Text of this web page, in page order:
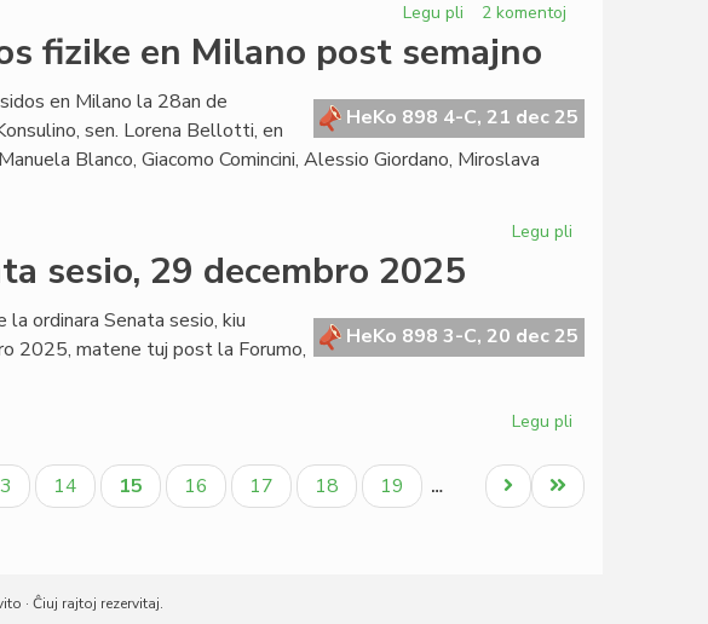
Legu pli
Senata
reglamento:
malfirmas,
Martinelli
konfirmas
2 komentoj
fizike en Milano post semajno
HeKo 898 4-C, 21 dec 25
en Milano la 28an de
sen. Lorena Bellotti, en
Blanco, Giacomo Comincini, Alessio Giordano, Miroslava
Legu pli
fizike
en
sesio, 29 decembro 2025
HeKo 898 3-C, 20 dec 25
ordinara Senata sesio, kiu
2025, matene tuj post la Forumo,
Legu pli
de
la
Paĝo
14
Aktuala
paĝo
15 Paĝo
16 Paĝo
17 Paĝo
18 Paĝo
19 …
Last
page
Next
page
· Ĉiuj rajtoj rezervitaj.